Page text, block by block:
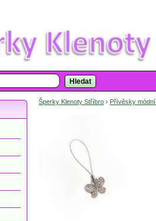
Hledat
Šperky Klenoty Stříbro › Přívěsky